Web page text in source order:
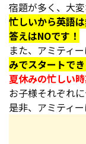
宿題が多く、大
忙しいから英語
答えはNOです！
また、アミティ
みでスタートで
夏休みの忙しい
お子様それぞれ
是非、アミティ